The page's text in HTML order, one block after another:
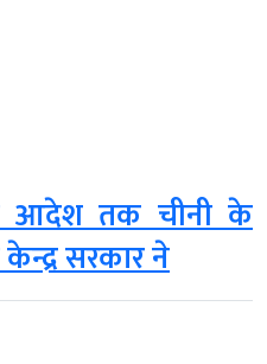
आदेश तक चीनी के
केन्द्र सरकार ने